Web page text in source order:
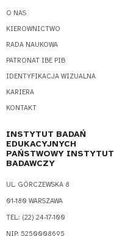
O NAS
KIEROWNICTWO
RADA NAUKOWA
PATRONAT IBE PIB
IDENTYFIKACJA WIZUALNA
KARIERA
KONTAKT
INSTYTUT BADAŃ
EDUKACYJNYCH
PAŃSTWOWY INSTYTUT
BADAWCZY
UL. GÓRCZEWSKA 8
01-180 WARSZAWA
TEL.: (22) 24-17-100
NIP: 5250008695